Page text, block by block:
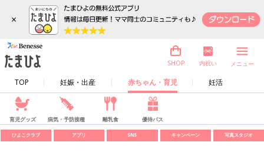
×
TOP 妊娠・出産 赤ちゃん・育児 妊活
SHOP 内祝い メニュー
育児グッズ 病気・予防接種 離乳食 優待パス
ひよこクラブ アプリ SNS キャンペーン 写真スタジオ